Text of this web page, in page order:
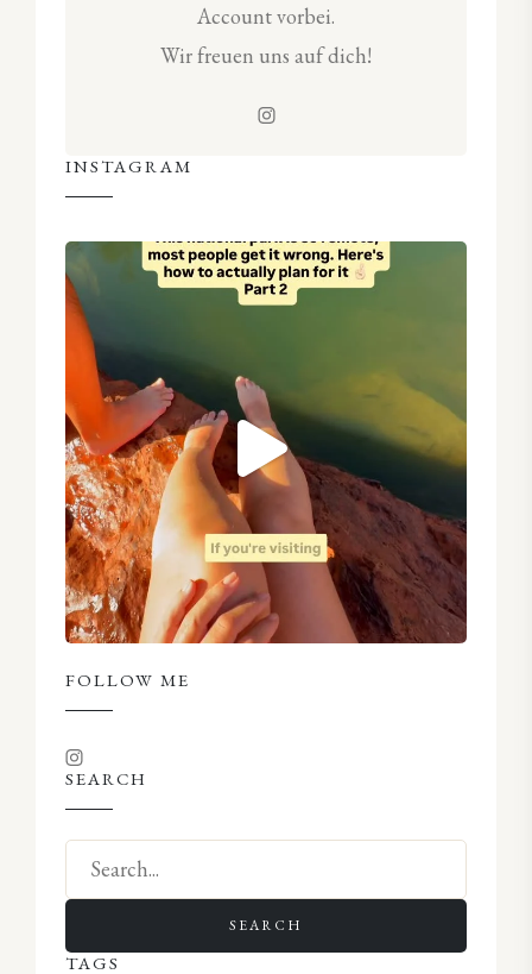
Account vorbei.
Wir freuen uns auf dich!
INSTAGRAM
FOLLOW ME
SEARCH
SEARCH
TAGS